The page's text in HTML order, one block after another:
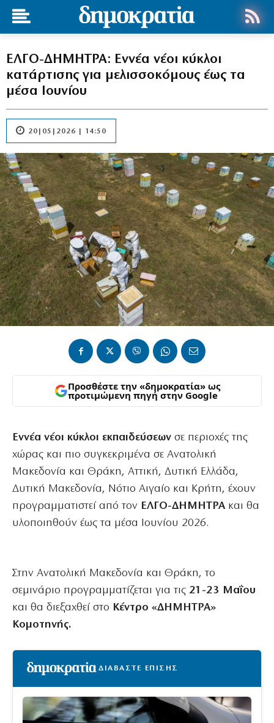
ΕΛΓΟ-ΔΗΜΗΤΡΑ: Εννέα νέοι κύκλοι
κατάρτισης για μελισσοκόμους έως τα
μέσα Ιουνίου
20|05|2026 | 14:50
Προσθέστε την «δημοκρατία» ως
προτιμώμενη πηγή στην Google
Εννέα νέοι κύκλοι εκπαιδεύσεων σε περιοχές της
χώρας και πιο συγκεκριμένα σε Ανατολική
Μακεδονία και Θράκη, Αττική, Δυτική Ελλάδα,
Δυτική Μακεδονία, Νότιο Αιγαίο και Κρήτη, έχουν
προγραμματιστεί από τον ΕΛΓΟ-ΔΗΜΗΤΡΑ και θα
υλοποιηθούν έως τα μέσα Ιουνίου 2026.
Στην Ανατολική Μακεδονία και Θράκη, το
σεμινάριο προγραμματίζεται για τις 21-23 Μαΐου
και θα διεξαχθεί στο Κέντρο «ΔΗΜΗΤΡΑ»
Κομοτηνής.
ΔΙΑΒΑΣΤΕ ΕΠΙΣΗΣ